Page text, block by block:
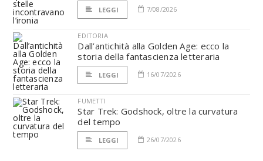
LEGGI 7/08/2026
EDITORIA
Dall’antichità alla Golden Age: ecco la
storia della fantascienza letteraria
LEGGI 16/07/2026
FUMETTI
Star Trek: Godshock, oltre la curvatura
del tempo
LEGGI 26/07/2026